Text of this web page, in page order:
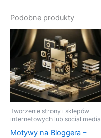
Podobne produkty
Tworzenie strony i sklepów
internetowych lub social media
Motywy na Bloggera –